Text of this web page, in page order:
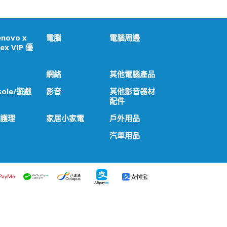
x
VIP 優
電腦 電腦周邊
網絡
其他電腦產品
遊戲
影音
其他影音器材
配件
理
家居小家電
戶外用品
汽車用品